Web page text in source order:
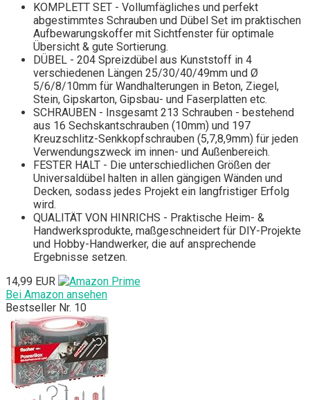
KOMPLETT SET - Vollumfägliches und perfekt
abgestimmtes Schrauben und Dübel Set im praktischen
Aufbewarungskoffer mit Sichtfenster für optimale
Übersicht & gute Sortierung.
DÜBEL - 204 Spreizdübel aus Kunststoff in 4
verschiedenen Längen 25/30/40/49mm und Ø
5/6/8/10mm für Wandhalterungen in Beton, Ziegel,
Stein, Gipskarton, Gipsbau- und Faserplatten etc.
SCHRAUBEN - Insgesamt 213 Schrauben - bestehend
aus 16 Sechskantschrauben (10mm) und 197
Kreuzschlitz-Senkkopfschrauben (5,7,8,9mm) für jeden
Verwendungszweck im innen- und Außenbereich.
FESTER HALT - Die unterschiedlichen Größen der
Universaldübel halten in allen gängigen Wänden und
Decken, sodass jedes Projekt ein langfristiger Erfolg
wird.
QUALITÄT VON HINRICHS - Praktische Heim- &
Handwerksprodukte, maßgeschneidert für DIY-Projekte
und Hobby-Handwerker, die auf ansprechende
Ergebnisse setzen.
14,99 EUR
Bei Amazon ansehen
Bestseller Nr. 10